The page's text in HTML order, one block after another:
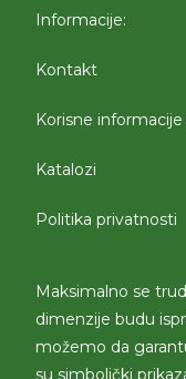
Informacije:
Kontakt
Korisne informacije
Katalozi
Politika privatnosti
Maksimalno se
dimenzije budu
možemo da